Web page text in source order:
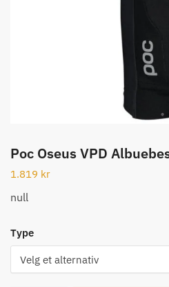
Poc Oseus VPD
1.819 kr
null
Type